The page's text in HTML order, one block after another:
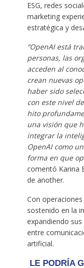
ESG, redes
marketing
estratégica y
“OpenAI está
personas, las
acceden al
crean nuevas
haber sido
con este nivel
hito
una visión que
integrar la
OpenAI como
forma en que
comentó Karina
de another.
Con
sostenido en la
expandiendo
entre
artificial.